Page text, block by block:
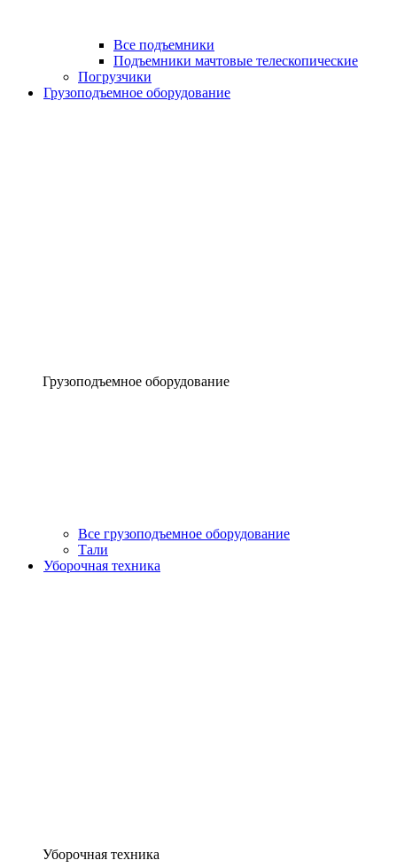
Все подъемники
Подъемники мачтовые телескопические
Погрузчики
Грузоподъемное оборудование
Грузоподъемное оборудование
Все грузоподъемное оборудование
Тали
Уборочная техника
Уборочная техника